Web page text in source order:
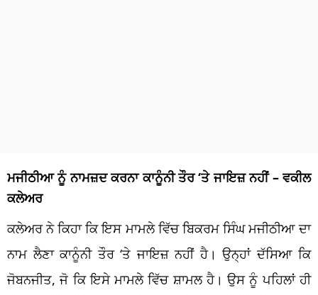
ਮਜੀਠੀਆ ਨੂੰ ਨਾਮਜ਼ਦ ਕਰਨਾ ਕਾਨੂੰਨੀ ਤੌਰ ‘ਤੇ ਜਾਇਜ਼ ਨਹੀਂ – ਵਕੀਲ
ਕਲੇਅਰ
ਕਲੇਅਰ ਨੇ ਕਿਹਾ ਕਿ ਇਸ ਮਾਮਲੇ ਵਿੱਚ ਬਿਕਰਮ ਸਿੰਘ ਮਜੀਠੀਆ ਦਾ
ਨਾਮ ਲੈਣਾ ਕਾਨੂੰਨੀ ਤੌਰ ‘ਤੇ ਜਾਇਜ਼ ਨਹੀਂ ਹੈ। ਉਨ੍ਹਾਂ ਦੱਸਿਆ ਕਿ
ਜੋਬਨਜੀਤ, ਜੋ ਕਿ ਇਸੇ ਮਾਮਲੇ ਵਿੱਚ ਸ਼ਾਮਲ ਹੈ। ਉਸ ਨੂੰ ਪਹਿਲਾਂ ਹੀ